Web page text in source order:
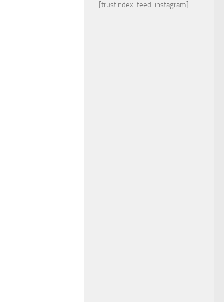
[trustindex-feed-instagram]